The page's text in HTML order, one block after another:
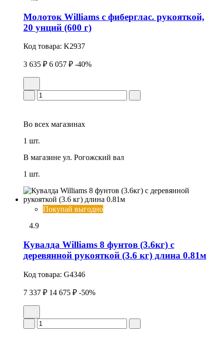
Молоток Williams с фиберглас. рукояткой,
20 унций (600 г)
Код товара: K2937
3 635 ₽ 6 057 ₽ -40%
Во всех магазинах
1 шт.
В магазине ул. Рогожский вал
1 шт.
Покупай выгодно
4.9
Кувалда Williams 8 фунтов (3.6кг) с
деревянной рукояткой (3.6 кг) длина 0.81м
Код товара: G4346
7 337 ₽ 14 675 ₽ -50%